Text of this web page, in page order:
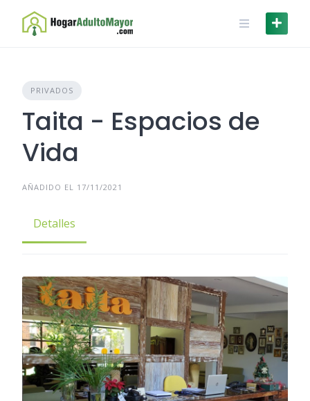
content
PRIVADOS
Taita - Espacios de
Vida
AÑADIDO EL 17/11/2021
Detalles